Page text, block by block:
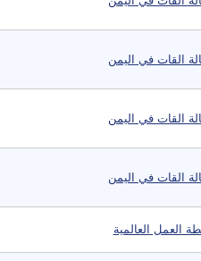
القات في اليمن
القات في اليمن
القات في اليمن
العمل العالمية